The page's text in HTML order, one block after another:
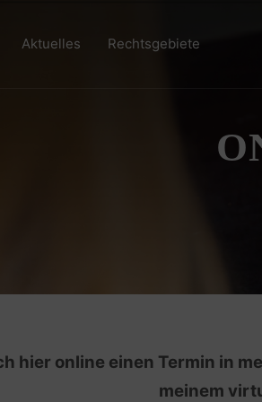
Aktuelles Rechtsgebiete
hier online einen Termin in
meinem